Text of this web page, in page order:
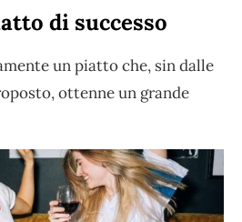
di successo
un piatto che, sin dalle
ottenne un grande